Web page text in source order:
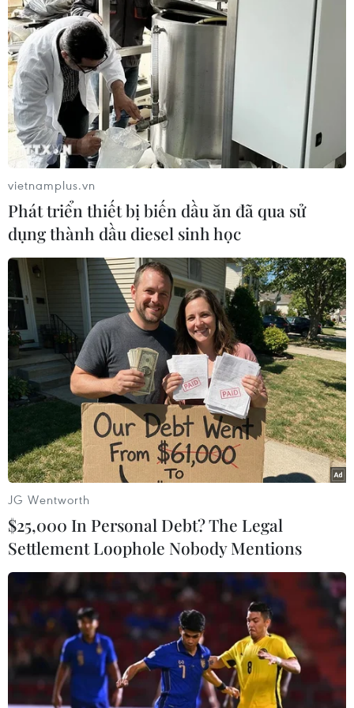
#Vụ Sức khỏe Bà mẹ-Trẻ
#Chiến dịch truyền thông "24 giờ bên con"
#chăm sóc thiết yếu trẻ sơ sinh
#dinh dưỡng 1000 ngày đầu đời
Theo dõi VietnamPlus
TIN LIÊN QUAN
vietnamplus.vn
Phát triển thiết bị biến dầu ăn đã qua sử
dụng thành dầu diesel sinh học
JG Wentworth
$25,000 In Personal Debt? The Legal
Settlement Loophole Nobody Mentions